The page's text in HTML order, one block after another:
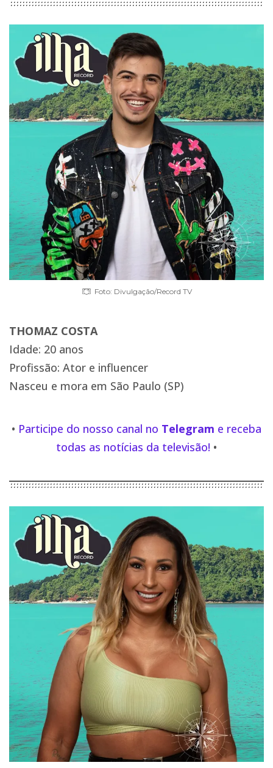
Foto: Divulgação/Record TV
THOMAZ COSTA
Idade: 20 anos
Profissão: Ator e influencer
Nasceu e mora em São Paulo (SP)
• Participe do nosso canal no Telegram e receba
todas as notícias da televisão! •